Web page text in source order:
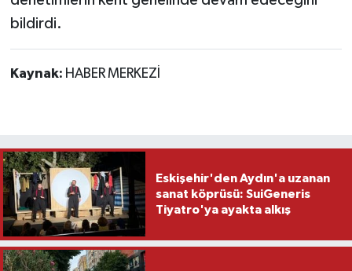
bildirdi.
Kaynak: HABER MERKEZİ
Eskişehir'den Aydın'a uzanan
sanat köprüsü: SuiGeneris
Tiyatro'ya ayakta alkış